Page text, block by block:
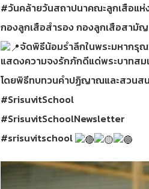
#วันคล้ายวันสถาปนาคณะลูกเสือแห่
กองลูกเสือสำรอง กองลูกเสือสามั
จัดพิธีน้อมรำลึกในพระมหากรุณ
แสดงความจงรักภักดีแด่พระบาทสม
โดยพิธีทบทวนคำปฏิญาณและสวนส
#SrisuvitSchool
#SrisuvitSchoolNewsletter
#srisuvitschool